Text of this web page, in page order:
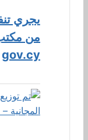
يجري
من
gov.cy